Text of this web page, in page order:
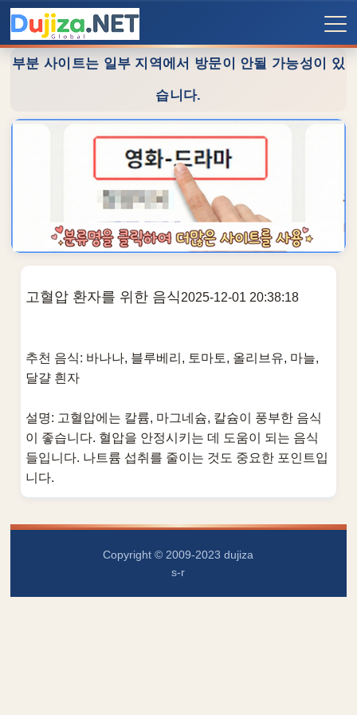
부분 사이트는 일부 지역에서 방문이 안될 가능성이 있
습니다.
고혈압 환자를 위한 음식2025-12-01 20:38:18
추천 음식: 바나나, 블루베리, 토마토, 올리브유, 마늘,
달걀 흰자
설명: 고혈압에는 칼륨, 마그네슘, 칼슘이 풍부한 음식
이 좋습니다. 혈압을 안정시키는 데 도움이 되는 음식
들입니다. 나트륨 섭취를 줄이는 것도 중요한 포인트입
니다.
Copyright © 2009-2023 dujiza
s-r